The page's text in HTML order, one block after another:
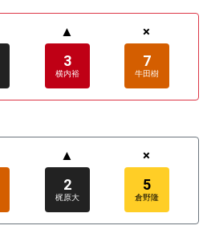
▲
3
横内裕
×
7
牛田樹
▲
2
梶原大
×
5
倉野隆